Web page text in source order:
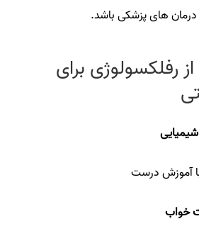
های پزشکی باشد.
رفلکسولوژی برای
آموزش درست
خواب